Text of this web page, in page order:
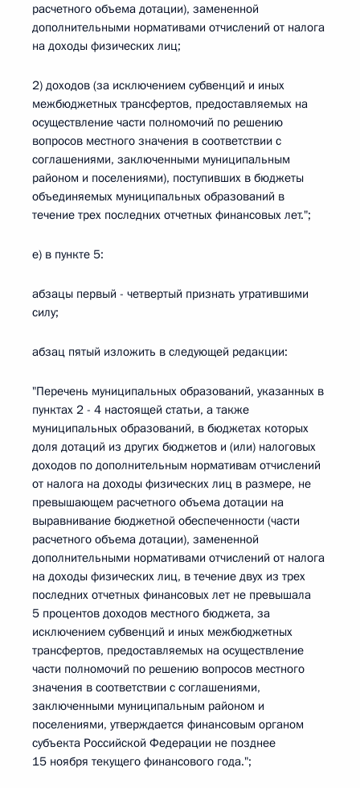
расчетного объема дотации), замененной
дополнительными нормативами отчислений от налога
на доходы физических лиц;
2) доходов (за исключением субвенций и иных
межбюджетных трансфертов, предоставляемых на
осуществление части полномочий по решению
вопросов местного значения в соответствии с
соглашениями, заключенными муниципальным
районом и поселениями), поступивших в бюджеты
объединяемых муниципальных образований в
течение трех последних отчетных финансовых лет.";
е) в пункте 5:
абзацы первый - четвертый признать утратившими
силу;
абзац пятый изложить в следующей редакции:
"Перечень муниципальных образований, указанных в
пунктах 2 - 4 настоящей статьи, а также
муниципальных образований, в бюджетах которых
доля дотаций из других бюджетов и (или) налоговых
доходов по дополнительным нормативам отчислений
от налога на доходы физических лиц в размере, не
превышающем расчетного объема дотации на
выравнивание бюджетной обеспеченности (части
расчетного объема дотации), замененной
дополнительными нормативами отчислений от налога
на доходы физических лиц, в течение двух из трех
последних отчетных финансовых лет не превышала
5 процентов доходов местного бюджета, за
исключением субвенций и иных межбюджетных
трансфертов, предоставляемых на осуществление
части полномочий по решению вопросов местного
значения в соответствии с соглашениями,
заключенными муниципальным районом и
поселениями, утверждается финансовым органом
субъекта Российской Федерации не позднее
15 ноября текущего финансового года.";